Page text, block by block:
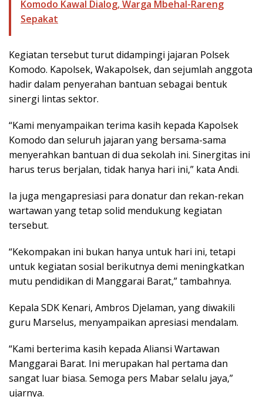
Komodo Kawal Dialog, Warga Mbehal-Rareng
Sepakat
Kegiatan tersebut turut didampingi jajaran Polsek
Komodo. Kapolsek, Wakapolsek, dan sejumlah anggota
hadir dalam penyerahan bantuan sebagai bentuk
sinergi lintas sektor.
“Kami menyampaikan terima kasih kepada Kapolsek
Komodo dan seluruh jajaran yang bersama-sama
menyerahkan bantuan di dua sekolah ini. Sinergitas ini
harus terus berjalan, tidak hanya hari ini,” kata Andi.
Ia juga mengapresiasi para donatur dan rekan-rekan
wartawan yang tetap solid mendukung kegiatan
tersebut.
“Kekompakan ini bukan hanya untuk hari ini, tetapi
untuk kegiatan sosial berikutnya demi meningkatkan
mutu pendidikan di Manggarai Barat,” tambahnya.
Kepala SDK Kenari, Ambros Djelaman, yang diwakili
guru Marselus, menyampaikan apresiasi mendalam.
“Kami berterima kasih kepada Aliansi Wartawan
Manggarai Barat. Ini merupakan hal pertama dan
sangat luar biasa. Semoga pers Mabar selalu jaya,”
ujarnya.